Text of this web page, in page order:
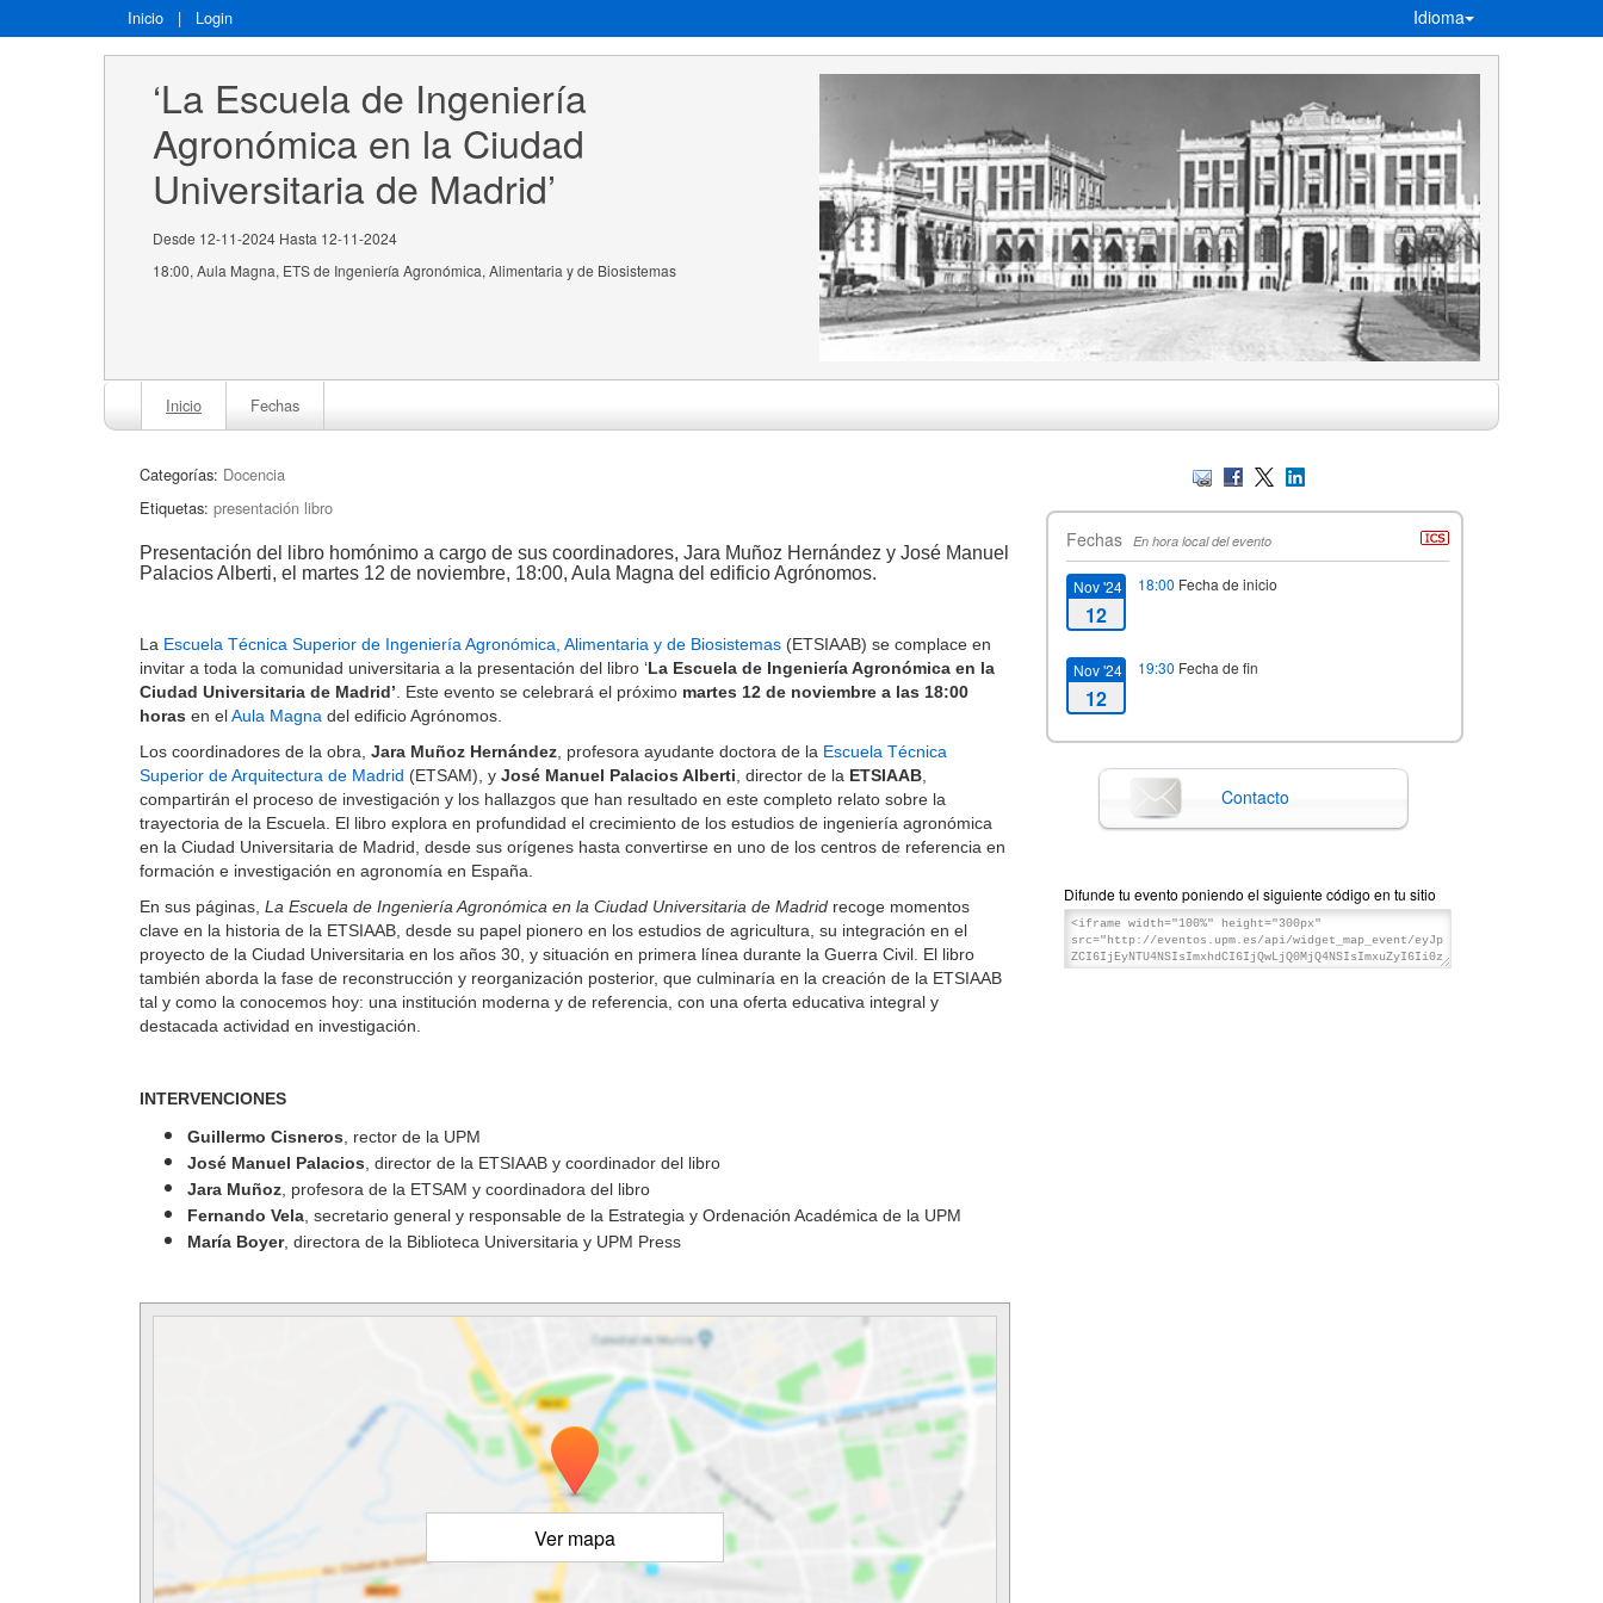
Inicio | Login Idioma
‘La Escuela de Ingeniería
Agronómica en la Ciudad
Universitaria de Madrid’
Desde 12-11-2024 Hasta 12-11-2024
18:00, Aula Magna, ETS de Ingeniería Agronómica, Alimentaria y de Biosistemas
Inicio Fechas
Categorías: Docencia
Etiquetas: presentación libro
Presentación del libro homónimo a cargo de sus coordinadores, Jara Muñoz Hernández y José Manuel
Palacios Alberti, el martes 12 de noviembre, 18:00, Aula Magna del edificio Agrónomos.
La Escuela Técnica Superior de Ingeniería Agronómica, Alimentaria y de Biosistemas (ETSIAAB) se complace en
invitar a toda la comunidad universitaria a la presentación del libro ‘La Escuela de Ingeniería Agronómica en la
Ciudad Universitaria de Madrid’ . Este evento se celebrará el próximo martes 12 de noviembre a las 18:00
horas en elAula Magna del edificio Agrónomos.
Los coordinadores de la obra, Jara Muñoz Hernández , profesora ayudante doctora de la Escuela Técnica
Superior de Arquitectura de Madrid (ETSAM), y José Manuel Palacios Alberti , director de la ETSIAAB
compartirán el proceso de investigación y los hallazgos que han resultado en este completo relato sobre la
trayectoria de la Escuela. El libro explora en profundidad el crecimiento de los estudios de ingeniería agronómica
en la Ciudad Universitaria de Madrid, desde sus orígenes hasta convertirse en uno de los centros de referencia en
formación e investigación en agronomía en España.
En sus páginas, La Escuela de Ingeniería Agronómica en la Ciudad Universitaria de Madrid recoge momentos
clave en la historia de la ETSIAAB, desde su papel pionero en los estudios de agricultura, su integración en el
proyecto de la Ciudad Universitaria en los años 30, y situación en primera línea durante la Guerra Civil. El libro
también aborda la fase de reconstrucción y reorganización posterior, que culminaría en la creación de la ETSIAAB
tal y como la conocemos hoy: una institución moderna y de referencia, con una oferta educativa integral y
destacada actividad en investigación.
INTERVENCIONES
Guillermo Cisneros , rector de la UPM
José Manuel Palacios , director de la ETSIAAB y coordinador del libro
Jara Muñoz , profesora de la ETSAM y coordinadora del libro
Fernando Vela , secretario general y responsable de la Estrategia y Ordenación Académica de la UPM
María Boyer, directora de la Biblioteca Universitaria y UPM Press
Ver mapa
Fechas En hora local del evento
Nov '24
12
18:00 Fecha de inicio
Nov '24
12
19:30 Fecha de fin
Contacto
Difunde tu evento poniendo el siguiente código en tu sitio